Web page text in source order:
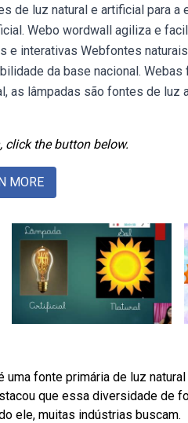
de luz natural e artificial para a
Webo wordwall agiliza e
e interativas Webfontes
da base nacional.
as lâmpadas são fontes de luz
click the button below.
MORE
fonte primária de luz
que essa diversidade de
ele, muitas indústrias buscam.